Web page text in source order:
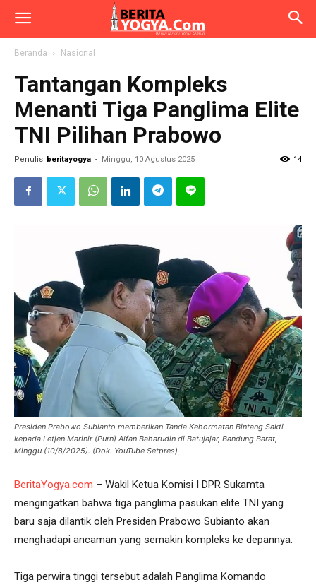
Beranda Nasional
Tantangan Kompleks
Menanti Tiga Panglima Elite
TNI Pilihan Prabowo
Penulis beritayogya - Minggu, 10 Agustus 2025 14
Presiden Prabowo Subianto memberikan Tanda Kehormatan Bintang Sakti
kepada Letjen Marinir (Purn) Alfan Baharudin di Batujajar, Bandung Barat,
Minggu (10/8/2025). (Dok. YouTube Setpres)
BeritaYogya.com – Wakil Ketua Komisi I DPR Sukamta
mengingatkan bahwa tiga panglima pasukan elite TNI yang
baru saja dilantik oleh Presiden Prabowo Subianto akan
menghadapi ancaman yang semakin kompleks ke depannya.
Tiga perwira tinggi tersebut adalah Panglima Komando